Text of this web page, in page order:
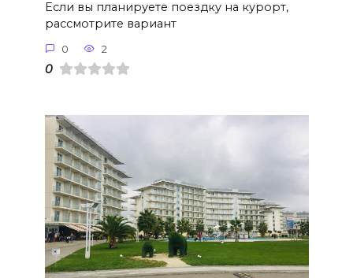
Если вы планируете поездку на курорт,
рассмотрите вариант
0 2
0